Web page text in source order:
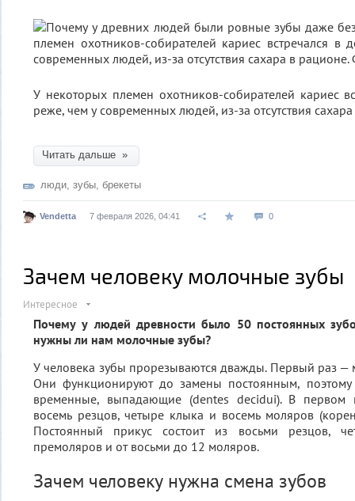
У некоторых племен охотников-собирателей кариес
реже, чем у современных людей, из-за отсутствия
Читать дальше »
люди, зубы, брекеты
Vendetta 7 февраля 2026, 04:41 0
Зачем человеку молочные зубы
Интересное
Почему у людей древности было 50 постоянных
нужны ли нам молочные зубы?
У человека зубы прорезываются дважды. Первый раз —
Они функционируют до замены постоянным,
временные, выпадающие (dentes decidui). В первом
восемь резцов, четыре клыка и восемь моляров
Постоянный прикус состоит из восьми резцов,
премоляров и от восьми до 12 моляров.
Зачем человеку нужна смена зубов